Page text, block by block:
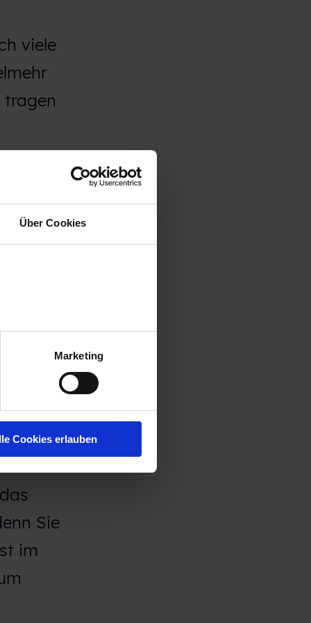
Über Cookies
Marketing
Cookies erlauben
viele
tragen
um eine
auf
bei
man
Sie
im